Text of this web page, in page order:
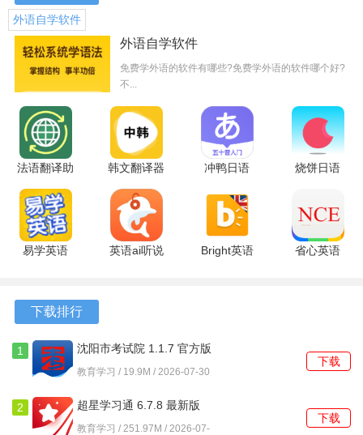
心得，互相鼓励。
软件特色
软件涵盖了语文、英语等多种语言的学习资源，适用于不同
其亮点在于通过同步作文、多场景学习等功能，让用户随时
随地学习语言，记录学习轨迹，帮助用户及时掌握学习进度
语言乐学app还提供了专业的学习辅导，让用户能够找到适合
自己的学习方式，享受学习的乐趣。
外语自学软件
外语自学软件
免费学外语的软件有哪些?免费学外语的软件哪个好?
不...
法语翻译助
手 2.0.1 安
卓版
韩文翻译器
1.2.1 安卓
版
冲鸭日语
版
烧饼日语
版
易学英语
英语ai听说
Bright英语
省心英语
下载排行
1 沈阳市考试院 1.1.7 官方版
教育学习 / 19.9M / 2026-07-30
下载
2 超星学习通 6.7.8 最新版
教育学习 / 251.97M / 2026-07-
下载